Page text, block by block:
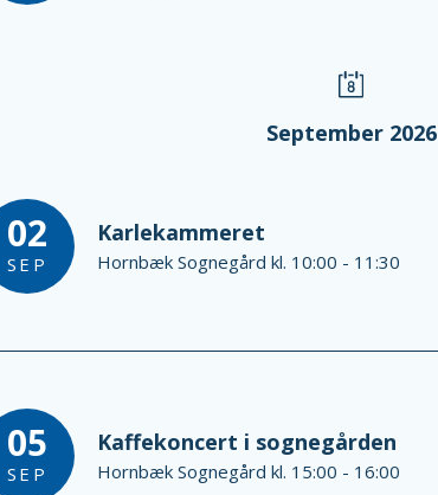
September 2026
02
SEP
Karlekammeret
Hornbæk Sognegård kl. 10:00 - 11:30
05
SEP
Kaffekoncert i sognegården
Hornbæk Sognegård kl. 15:00 - 16:00